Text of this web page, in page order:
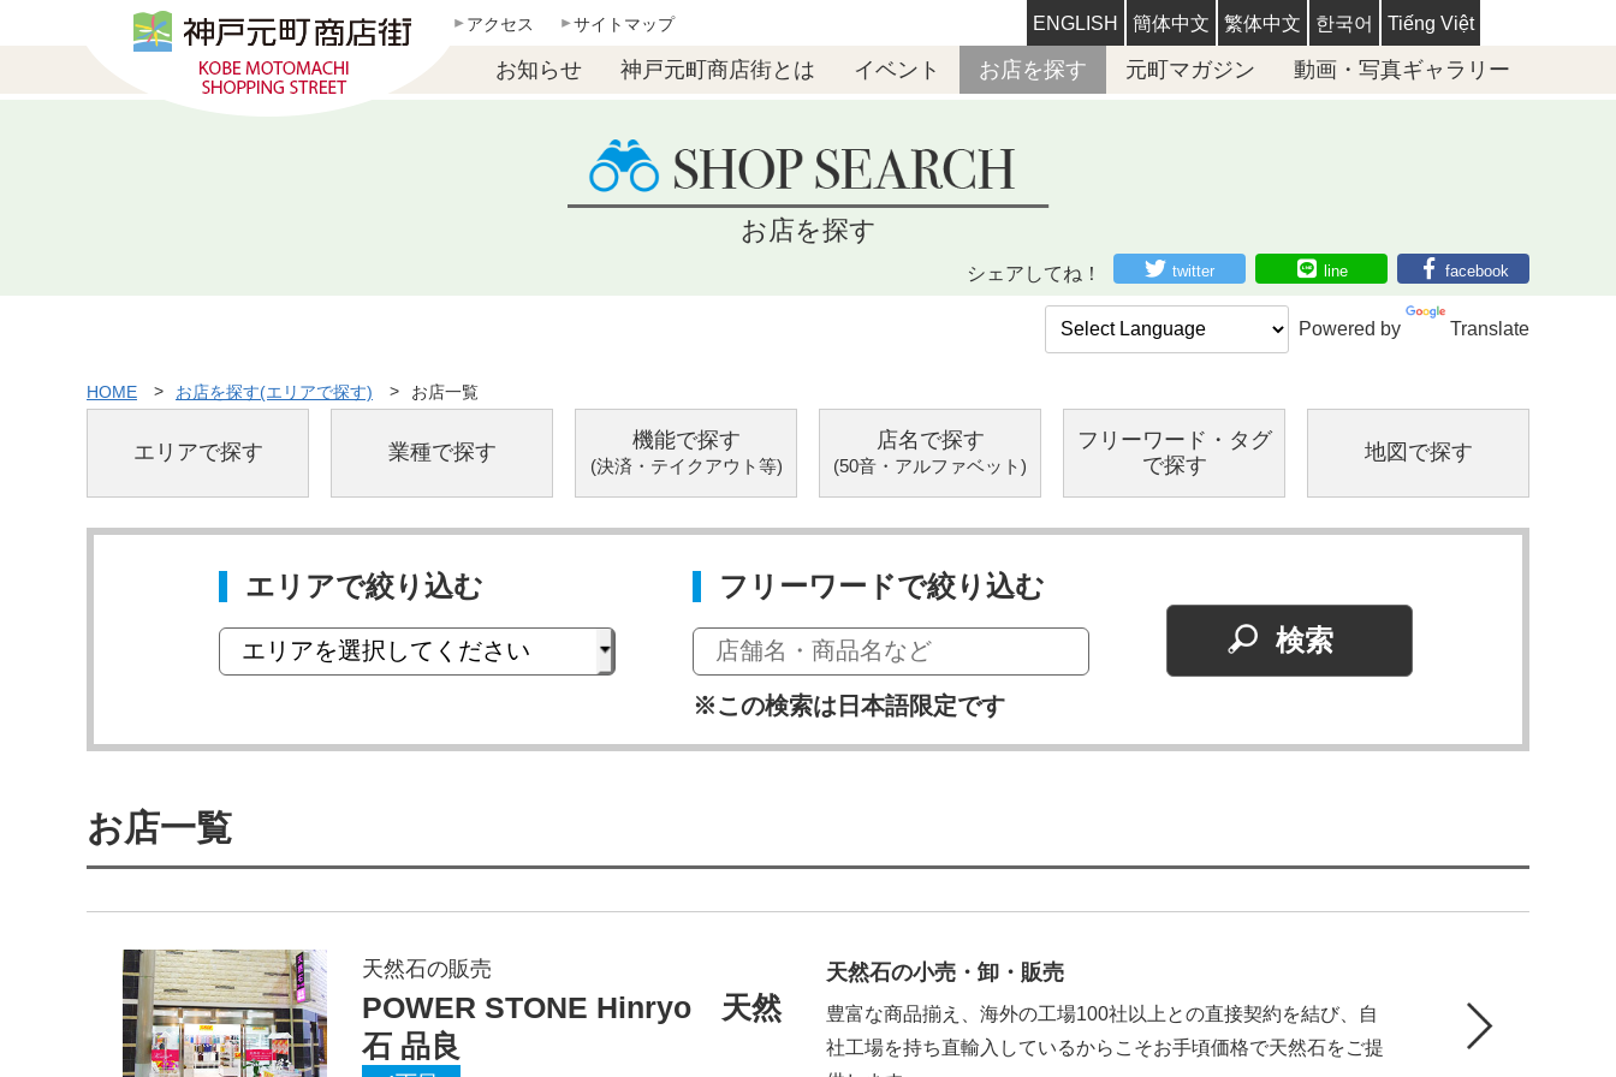
アクセス サイトマップ ENGLISH 簡体中文 繁体中文 한국어 Tiếng Việt
お知らせ 神戸元町商店街とは イベント お店を探す 元町マガジン 動画・写真ギャラリー
お店を探す
シェアしてね！ twitter line facebook
Powered by Translate
HOME お店を探す(エリアで探す) お店一覧
エリアで探す 業種で探す 機能で探す
(決済・テイクアウト等)
店名で探す
(50音・アルファベット)
フリーワード・ タグ
で探す
地図で探す
エリアで絞り込む フリーワードで絞り込む
※この検索は日本語限定です
お店一覧
天然石の販売
POWER STONE Hinryo 天然
石 品良
天然石の小売・卸・販売
豊富な商品揃え、海外の工場100社以上との直接契約を結び、自
社工場を持ち直輸入しているからこそお手頃価格で天然石をご提